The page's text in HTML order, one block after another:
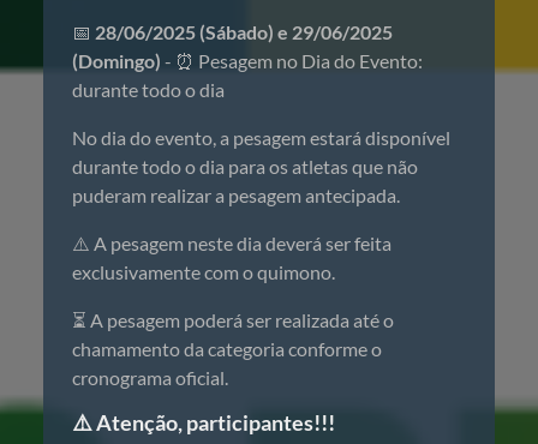
📅 28/06/2025 (Sábado) e 29/06/2025
(Domingo) - ⏰ Pesagem no Dia do Evento:
durante todo o dia
No dia do evento, a pesagem estará disponível
durante todo o dia para os atletas que não
puderam realizar a pesagem antecipada.
⚠️ A pesagem neste dia deverá ser feita
exclusivamente com o quimono.
⏳ A pesagem poderá ser realizada até o
chamamento da categoria conforme o
cronograma oficial.
⚠️ Atenção, participantes!!!